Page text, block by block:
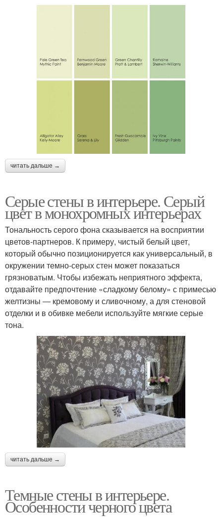
читать дальше →
Серые стены в интерьере. Серый
цвет в монохромных интерьерах
Тональность серого фона сказывается на восприятии
цветов-партнеров. К примеру, чистый белый цвет,
который обычно позиционируется как универсальный, в
окружении темно-серых стен может показаться
грязноватым. Чтобы избежать неприятного эффекта,
отдавайте предпочтение «сладкому белому» с примесью
желтизны ― кремовому и сливочному, а для стеновой
отделки и в обивке мебели используйте мягкие серые
тона.
читать дальше →
Темные стены в интерьере.
Особенности черного цвета